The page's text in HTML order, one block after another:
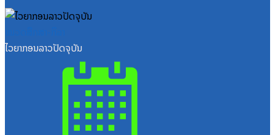
ໄວຍາກອນລາວປັດຈຸບັນ